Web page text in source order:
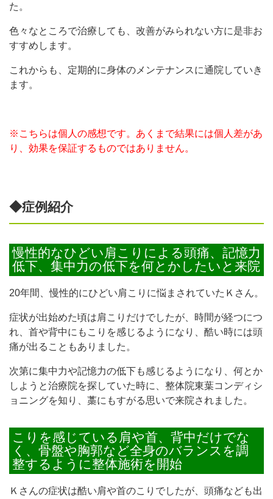
た。
色々なところで治療しても、改善がみられない方に是非お
すすめします。
これからも、定期的に身体のメンテナンスに通院していき
ます。
※こちらは個人の感想です。あくまで結果には個人差があ
り、効果を保証するものではありません。
◆症例紹介
慢性的なひどい肩こりによる頭痛、記憶力
低下、集中力の低下を何とかしたいと来院
20年間、慢性的にひどい肩こりに悩まされていたＫさん。
症状が出始めた頃は肩こりだけでしたが、時間が経つにつ
れ、首や背中にもこりを感じるようになり、酷い時には頭
痛が出ることもありました。
次第に集中力や記憶力の低下も感じるようになり、何とか
しようと治療院を探していた時に、整体院東葉コンディシ
ョニングを知り、藁にもすがる思いで来院されました。
こりを感じている肩や首、背中だけでな
く、骨盤や胸郭など全身のバランスを調
整するように整体施術を開始
Ｋさんの症状は酷い肩や首のこりでしたが、頭痛なども出